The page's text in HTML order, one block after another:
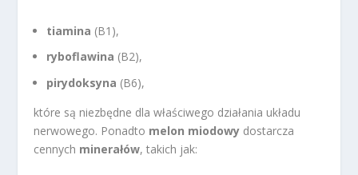
tiamina (B1),
ryboflawina (B2),
pirydoksyna (B6),
które są niezbędne dla właściwego działania układu
nerwowego. Ponadto melon miodowy dostarcza
cennych minerałów, takich jak: